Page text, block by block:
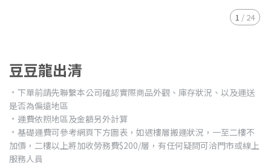
1 / 24
豆豆龍出清
﹡下單前請先聯繫本公司確認實際商品外觀、庫存狀況、以及運送
是否為偏遠地區
﹡運費依照地區及金額另外計算
﹡基礎運費可參考網頁下方圖表，如遇樓層搬運狀況，一至二樓不
加價，二樓以上將加收勞務費$200/層，有任何疑問可洽門市或線上
服務人員